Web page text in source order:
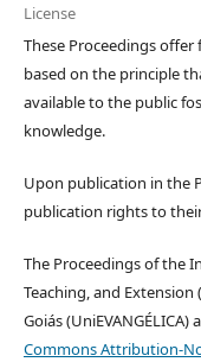
License
These Proceedings
based on the principle
available to the public
knowledge.
Upon publication in the
publication rights to
The Proceedings of the
Teaching, and Extension
Goiás
Commons Attribution-